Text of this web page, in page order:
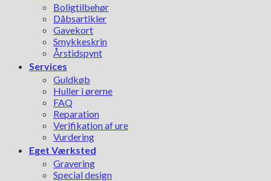
Boligtilbehør
Dåbsartikler
Gavekort
Smykkeskrin
Årstidspynt
Services
Guldkøb
Huller i ørerne
FAQ
Reparation
Verifikation af ure
Vurdering
Eget Værksted
Gravering
Special design